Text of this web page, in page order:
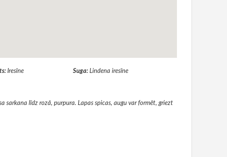
Iresīne Suga: Lindena iresīne
sarkana līdz rozā, purpura. Lapas spicas, augu var formēt, griezt